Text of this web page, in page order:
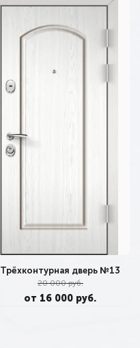
Трёхконтурная дверь №13
20 000 руб.
от 16 000 руб.